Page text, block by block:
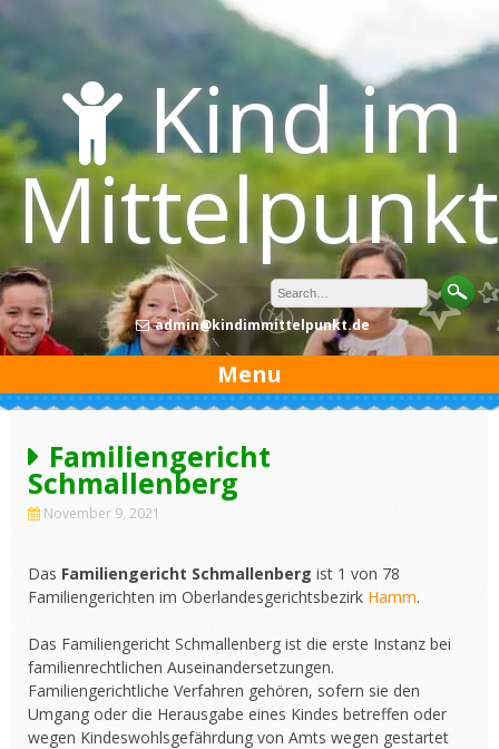
Skip
Kind im
Mittelpunkt
admin@kindimmittelpunkt.de
Menu
Familiengericht
Schmallenberg
November 9, 2021
Das Familiengericht Schmallenberg ist 1 von 78
Familiengerichten im Oberlandesgerichtsbezirk Hamm.
Das Familiengericht Schmallenberg ist die erste Instanz bei
familienrechtlichen Auseinandersetzungen.
Familiengerichtliche Verfahren gehören, sofern sie den
Umgang oder die Herausgabe eines Kindes betreffen oder
wegen Kindeswohlsgefährdung von Amts wegen gestartet